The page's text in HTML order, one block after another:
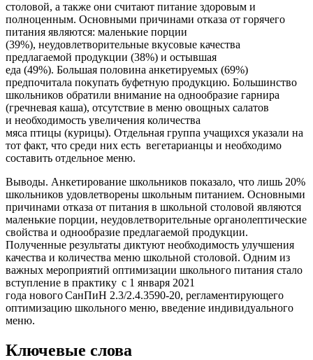
столовой, а также они считают питание здоровым и
полноценным. Основными причинами отказа от горячего
питания являются: маленькие порции
(39%), неудовлетворительные вкусовые качества
предлагаемой продукции (38%) и остывшая
еда (49%). Большая половина анкетируемых (69%)
предпочитала покупать буфетную продукцию. Большинство
школьников обратили внимание на однообразие гарнира
(гречневая каша), отсутствие в меню овощных салатов
и необходимость увеличения количества
мяса птицы (курицы). Отдельная группа учащихся указали на
тот факт, что среди них есть вегетарианцы и необходимо
составить отдельное меню.
Выводы. Анкетирование школьников показало, что лишь 20%
школьников удовлетворены школьным питанием. Основными
причинами отказа от питания в школьной столовой являются
маленькие порции, неудовлетворительные органолептические
свойства и однообразие предлагаемой продукции.
Полученные результаты диктуют необходимость улучшения
качества и количества меню школьной столовой. Одним из
важных мероприятий оптимизации школьного питания стало
вступление в практику с 1 января 2021
года нового СанПиН 2.3/2.4.3590-20, регламентирующего
оптимизацию школьного меню, введение индивидуального
меню.
Ключевые слова